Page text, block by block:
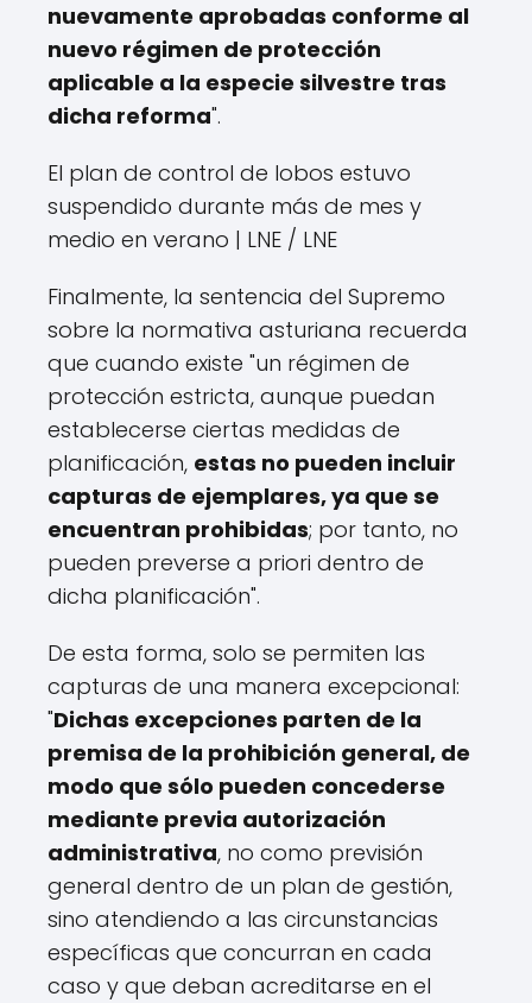
nuevamente aprobadas conforme al
nuevo régimen de protección
aplicable a la especie silvestre tras
dicha reforma".
El plan de control de lobos estuvo
suspendido durante más de mes y
medio en verano | LNE / LNE
Finalmente, la sentencia del Supremo
sobre la normativa asturiana recuerda
que cuando existe "un régimen de
protección estricta, aunque puedan
establecerse ciertas medidas de
planificación, estas no pueden incluir
capturas de ejemplares, ya que se
encuentran prohibidas; por tanto, no
pueden preverse a priori dentro de
dicha planificación".
De esta forma, solo se permiten las
capturas de una manera excepcional:
"Dichas excepciones parten de la
premisa de la prohibición general, de
modo que sólo pueden concederse
mediante previa autorización
administrativa, no como previsión
general dentro de un plan de gestión,
sino atendiendo a las circunstancias
específicas que concurran en cada
caso y que deban acreditarse en el